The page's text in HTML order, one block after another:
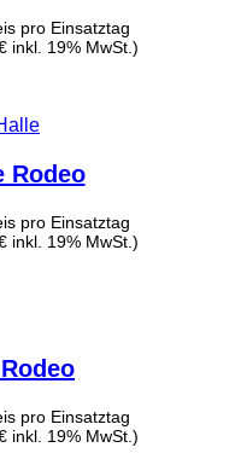
pro Einsatztag
inkl. 19% MwSt.)
Rodeo
pro Einsatztag
inkl. 19% MwSt.)
pro Einsatztag
inkl. 19% MwSt.)